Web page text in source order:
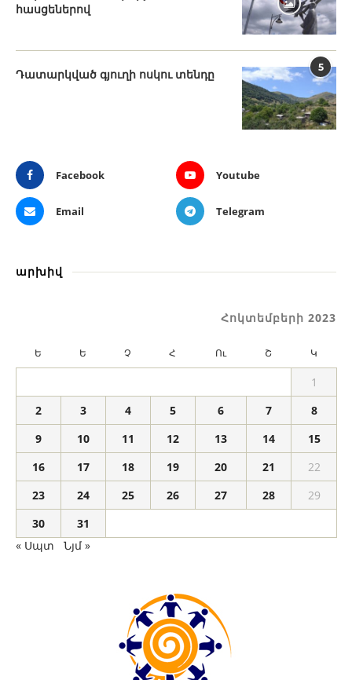
հասցեներով
5
Դատարկված գյուղի ոսկու տենդը
Facebook Youtube
Email Telegram
արխիվ
Հոկտեմբերի 2023
Ե Ե Չ Հ Ու Շ Կ
1
2
3 4 5 6 7
8
9
10 11 12 13 14
15
16
17 18 19 20 21
22
23
24 25 26 27 28
29
30
31
« Սպտ
Նյմ »